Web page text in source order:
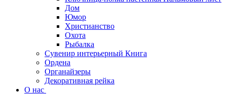
Дом
Юмор
Христианство
Охота
Рыбалка
Сувенир интерьерный Книга
Ордена
Органайзеры
Декоративная рейка
О нас